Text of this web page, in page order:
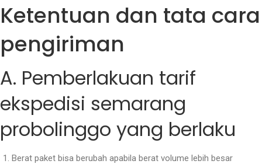
Ketentuan dan tata cara
pengiriman
A. Pemberlakuan tarif
ekspedisi semarang
probolinggo yang berlaku
Berat paket bisa berubah apabila berat volume lebih besar